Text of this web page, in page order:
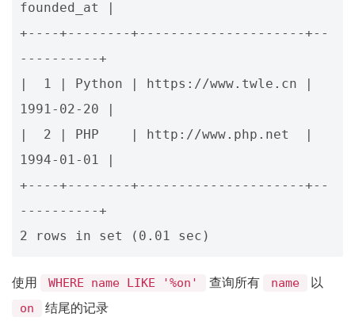
founded_at |
+----+--------+---------------------+--
----------+
|  1 | Python | https://www.twle.cn |
1991-02-20 |
|  2 | PHP    | http://www.php.net  |
1994-01-01 |
+----+--------+---------------------+--
----------+
使用 WHERE name LIKE '%on' 查询所有 name 以
on 结尾的记录